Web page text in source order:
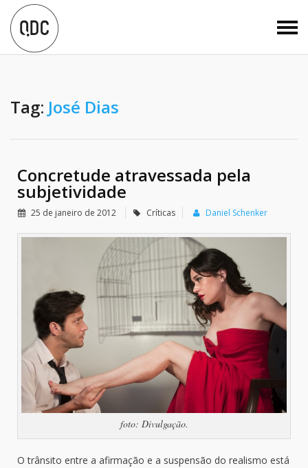
Tag: José Dias
Concretude atravessada pela
subjetividade
25 de janeiro de 2012 Críticas Daniel Schenker
foto: Divulgação.
O trânsito entre a afirmação e a suspensão do realismo está